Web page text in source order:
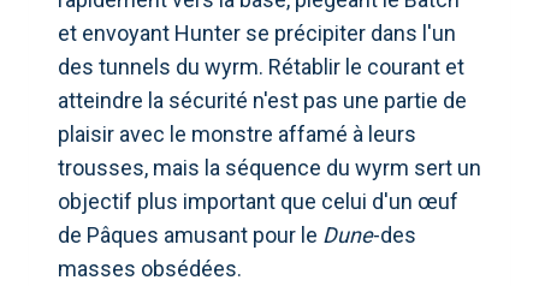
et envoyant Hunter se précipiter dans l'un
des tunnels du wyrm. Rétablir le courant et
atteindre la sécurité n'est pas une partie de
plaisir avec le monstre affamé à leurs
trousses, mais la séquence du wyrm sert un
objectif plus important que celui d'un œuf
de Pâques amusant pour le Dune-des
masses obsédées.